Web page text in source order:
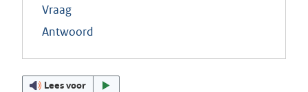
Vraag
Antwoord
Lees voor